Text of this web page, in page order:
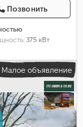
Позвонить
375 кВт
, класс
кроватей:1,
Малое объявление